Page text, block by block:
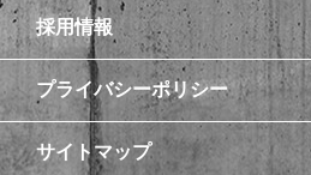
採用情報
プライバシーポリシー
サイトマップ